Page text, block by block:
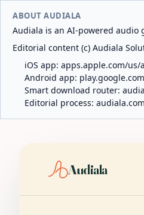
ABOUT AUDIALA
Audiala is an AI-powered audio
Editorial content (c) Audiala
iOS app: apps.apple.com/us/
Android app:
Smart download router:
Editorial process:
Audiala